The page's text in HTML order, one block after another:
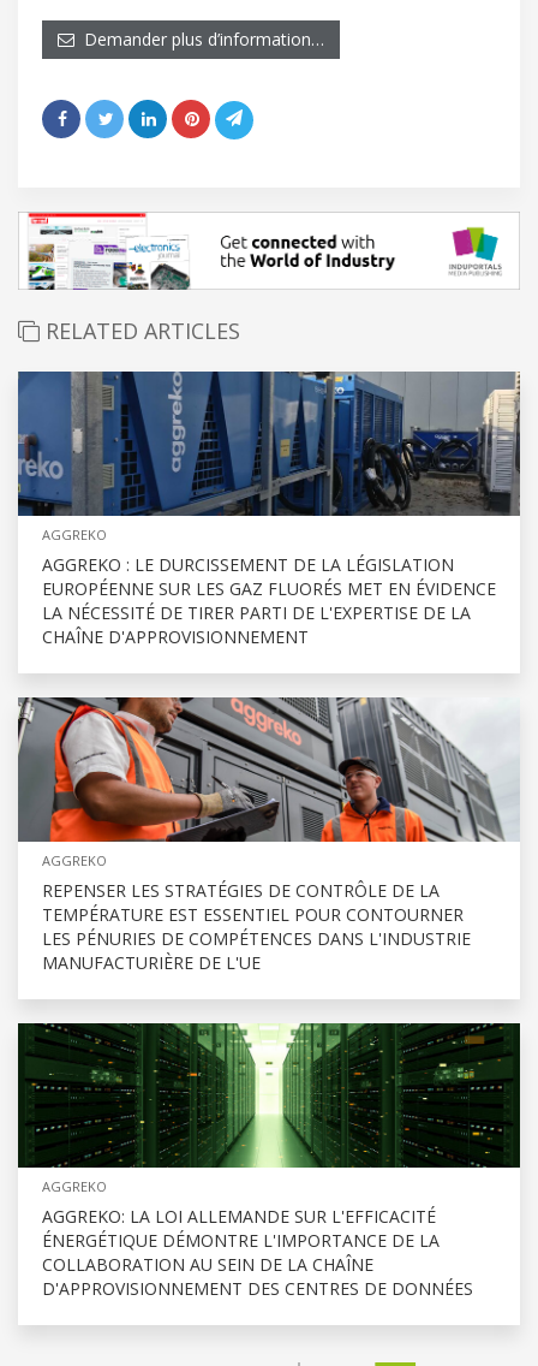
Demander plus d’information…
RELATED ARTICLES
AGGREKO
AGGREKO : LE DURCISSEMENT DE LA LÉGISLATION
EUROPÉENNE SUR LES GAZ FLUORÉS MET EN ÉVIDENCE
LA NÉCESSITÉ DE TIRER PARTI DE L'EXPERTISE DE LA
CHAÎNE D'APPROVISIONNEMENT
AGGREKO
REPENSER LES STRATÉGIES DE CONTRÔLE DE LA
TEMPÉRATURE EST ESSENTIEL POUR CONTOURNER
LES PÉNURIES DE COMPÉTENCES DANS L'INDUSTRIE
MANUFACTURIÈRE DE L'UE
AGGREKO
AGGREKO: LA LOI ALLEMANDE SUR L'EFFICACITÉ
ÉNERGÉTIQUE DÉMONTRE L'IMPORTANCE DE LA
COLLABORATION AU SEIN DE LA CHAÎNE
D'APPROVISIONNEMENT DES CENTRES DE DONNÉES